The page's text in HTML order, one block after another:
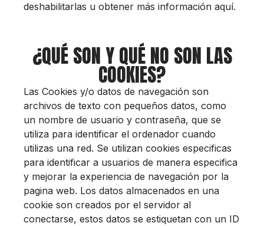
deshabilitarlas u obtener más información aquí.
¿QUÉ SON Y QUÉ NO SON LAS
COOKIES?
Las Cookies y/o datos de navegación son
archivos de texto con pequeños datos, como
un nombre de usuario y contraseña, que se
utiliza para identificar el ordenador cuando
utilizas una red. Se utilizan cookies especificas
para identificar a usuarios de manera especifica
y mejorar la experiencia de navegación por la
pagina web. Los datos almacenados en una
cookie son creados por el servidor al
conectarse, estos datos se estiquetan con un ID